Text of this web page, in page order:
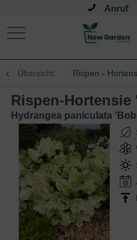
Anruf
Übersicht Rispen -
Rispen-
Hydrangea paniculata